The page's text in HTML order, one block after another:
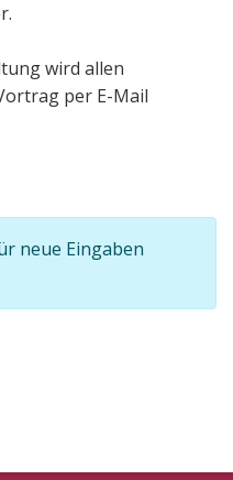
wird allen
per E-Mail
neue Eingaben